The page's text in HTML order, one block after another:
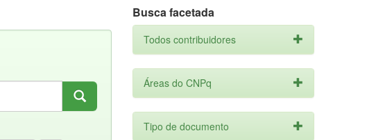
Busca facetada
Todos contribuidores
Áreas do CNPq
Tipo de documento